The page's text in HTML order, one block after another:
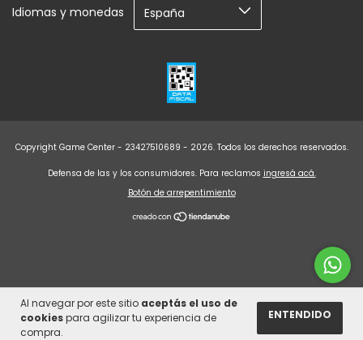
Al navegar por este sitio aceptás el uso de
cookiespara agilizar tu experiencia de
compra.
ENTENDIDO
Idiomas y monedas
Copyright Game Center - 23427510689 - 2026. Todos los derechos reservados.
Defensa de las y los consumidores. Para reclamos ingresá acá.
Botón de arrepentimiento